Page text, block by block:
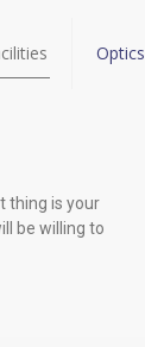
Optics
thing is your
be willing to